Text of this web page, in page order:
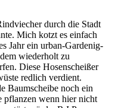
durch die Stadt
Mich kotzt es einfach
Jahr ein urban-Gardenig-
wiederholt zu
Diese Hosenscheißer
redlich verdient.
Baumscheibe noch ein
pflanzen wenn hier nicht